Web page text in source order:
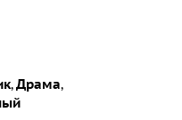
,Драма,